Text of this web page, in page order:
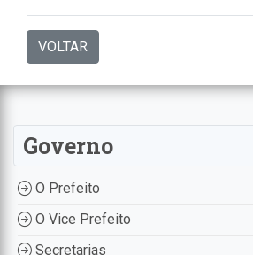
VOLTAR
Governo
O Prefeito
O Vice Prefeito
Secretarias